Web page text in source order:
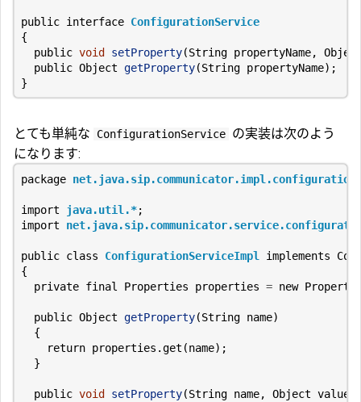
public interface ConfigurationService
{
public void setProperty(String propertyName,
public Object getProperty(String propertyName);
}
とても単純な ConfigurationService の実装は次のよう
になります:
package net.java.sip.communicator.impl.configuration
import java.util.*;
import
public class ConfigurationServiceImpl implements
{
private final Properties properties = new
public Object getProperty(String name)
{
return properties .get (name);
}
public void setProperty(String name, Object value